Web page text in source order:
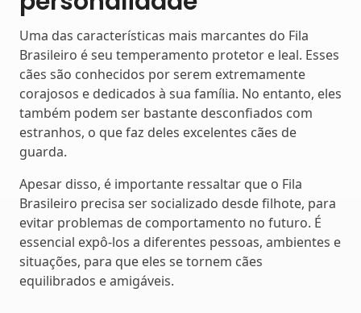
Uma das características mais marcantes do Fila
Brasileiro é seu temperamento protetor e leal. Esses
cães são conhecidos por serem extremamente
corajosos e dedicados à sua família. No entanto, eles
também podem ser bastante desconfiados com
estranhos, o que faz deles excelentes cães de
guarda.
Apesar disso, é importante ressaltar que o Fila
Brasileiro precisa ser socializado desde filhote, para
evitar problemas de comportamento no futuro. É
essencial expô-los a diferentes pessoas, ambientes e
situações, para que eles se tornem cães
equilibrados e amigáveis.